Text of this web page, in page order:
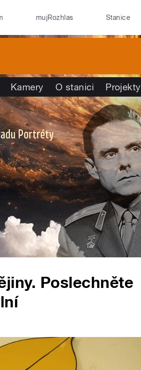
mujRozhlas Stanice
Kamery O stanici Projekty
Poslechněte